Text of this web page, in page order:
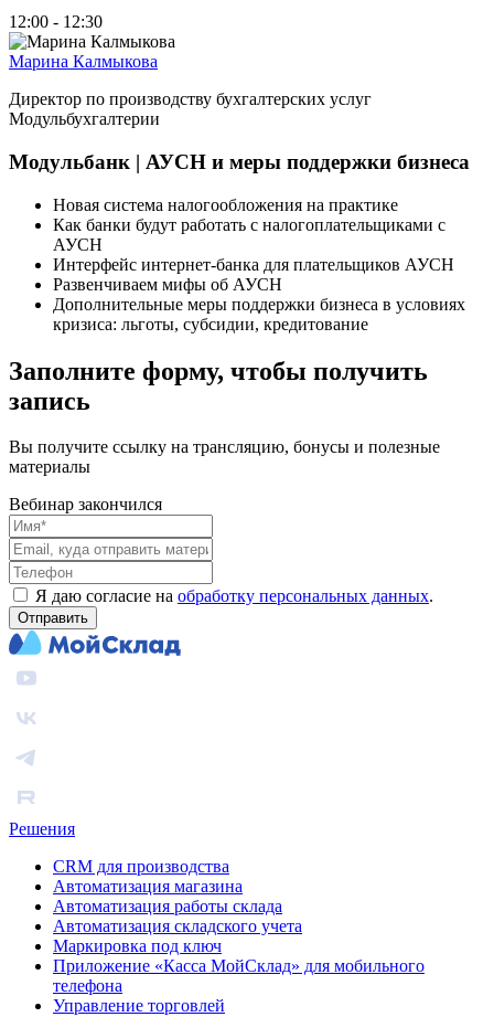
12:00 - 12:30
Марина Калмыкова
Директор по производству бухгалтерских услуг
Модульбухгалтерии
Модульбанк | АУСН и меры поддержки бизнеса
Новая система налогообложения на практике
Как банки будут работать с налогоплательщиками с
АУСН
Интерфейс интернет-банка для плательщиков АУСН
Развенчиваем мифы об АУСН
Дополнительные меры поддержки бизнеса в условиях
кризиса: льготы, субсидии, кредитование
Заполните форму, чтобы получить
запись
Вы получите ссылку на трансляцию, бонусы и полезные
материалы
Вебинар закончился
Я даю согласие на обработку персональных данных.
Отправить
Решения
CRM для производства
Автоматизация магазина
Автоматизация работы склада
Автоматизация складского учета
Маркировка под ключ
Приложение «Касса МойСклад» для мобильного
телефона
Управление торговлей